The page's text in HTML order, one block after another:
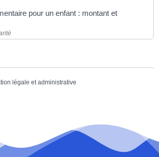
pour un enfant : montant et
légale et administrative